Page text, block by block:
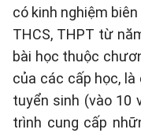
có kinh nghiệm
THCS, THPT từ
bài học thuộc
của các cấp học,
tuyển sinh (vào 10
trình cung cấp